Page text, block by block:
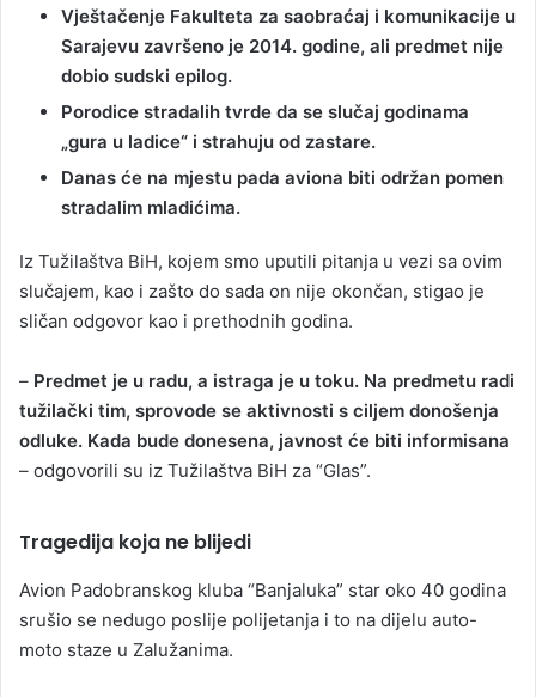
Vještačenje Fakulteta za saobraćaj i komunikacije u
Sarajevu završeno je 2014. godine, ali predmet nije
dobio sudski epilog.
Porodice stradalih tvrde da se slučaj godinama
„gura u ladice“ i strahuju od zastare.
Danas će na mjestu pada aviona biti održan pomen
stradalim mladićima.
Iz Tužilaštva BiH, kojem smo uputili pitanja u vezi sa ovim
slučajem, kao i zašto do sada on nije okončan, stigao je
sličan odgovor kao i prethodnih godina.
– Predmet je u radu, a istraga je u toku. Na predmetu radi
tužilački tim, sprovode se aktivnosti s ciljem donošenja
odluke. Kada bude donesena, javnost će biti informisana
– odgovorili su iz Tužilaštva BiH za “Glas”.
Tragedija koja ne blijedi
Avion Padobranskog kluba “Banjaluka” star oko 40 godina
srušio se nedugo poslije polijetanja i to na dijelu auto-
moto staze u Zalužanima.